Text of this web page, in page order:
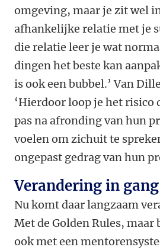
omgeving, maar je zit wel
afhankelijke relatie met je
die relatie leer je wat
dingen het beste kan
is ook een bubbel.’ Van
‘Hierdoor loop je het risico
pas na afronding van hun
voelen om zichuit te
ongepast gedrag van hun
Verandering in gang
Nu komt daar langzaam
Met de Golden Rules,
ook met een